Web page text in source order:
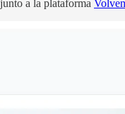
a la plataforma